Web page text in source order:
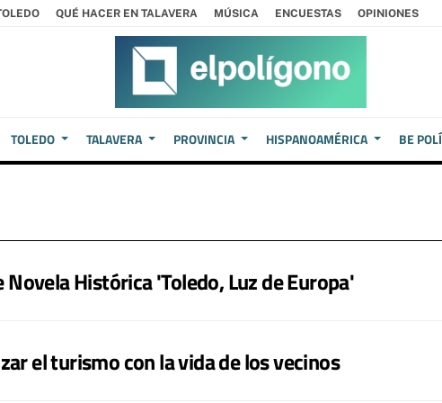
QUÉ HACER EN TALAVERA MÚSICA ENCUESTAS OPINIONES
TOLEDO TALAVERA PROVINCIA HISPANOAMÉRICA BE
Novela Histórica 'Toledo, Luz de Europa'
el turismo con la vida de los vecinos